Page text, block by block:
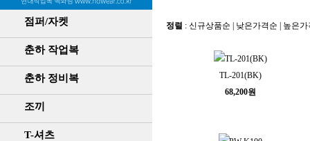
점퍼/자켓
춘하 작업복
춘하 정비복
조끼
T-셔츠
정렬 : 신규상품순 낮은가격순 높은
TL-201(BK)
68,200원